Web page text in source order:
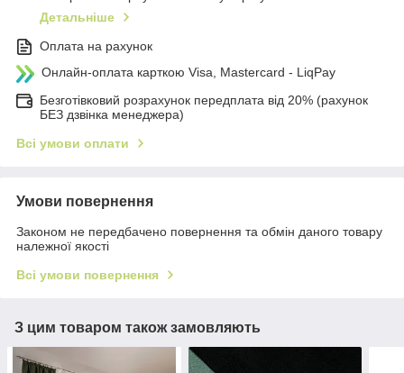
Детальніше
Оплата на рахунок
Онлайн-оплата карткою Visa, Mastercard - LiqPay
Безготівковий розрахунок передплата від 20% (рахунок
БЕЗ дзвінка менеджера)
Всі умови оплати
Умови повернення
Законом не передбачено повернення та обмін даного товару
належної якості
Всі умови повернення
З цим товаром також замовляють